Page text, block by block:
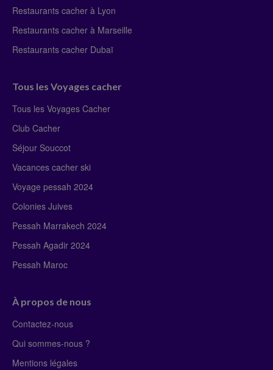
Restaurants cacher à Lyon
Restaurants cacher à Marseille
Restaurants cacher Dubaï
Tous les Voyages cacher
Tous les Voyages Cacher
Club Cacher
Séjour Souccot
Vacances cacher ski
Voyage pessah 2024
Colonies Juives
Pessah Marrakech 2024
Pessah Agadir 2024
Pessah Maroc
À propos de nous
Contactez-nous
Qui sommes-nous ?
Mentions légales